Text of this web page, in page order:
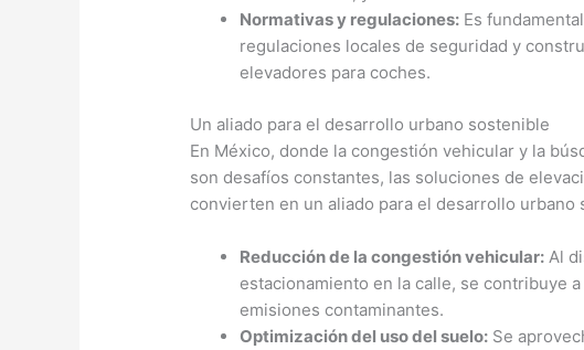
Normativas y regulaciones: Es
regulaciones locales de seguridad y
elevadores para coches.
Un aliado para el desarrollo urbano sostenible
En México, donde la congestión vehicular y la
son desafíos constantes, las soluciones de
convierten en un aliado para el desarrollo urbano
Reducción de la congestión vehicular: Al
estacionamiento en la calle, se contribuye
emisiones contaminantes.
Optimización del uso del suelo: Se